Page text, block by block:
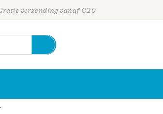
verzending vanaf €20
Personen